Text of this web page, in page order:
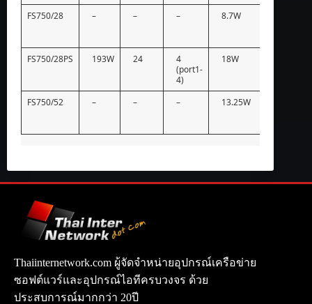
FS750/28 – – – 8.7W
FS750/28PS 193W 24
4
(port1-
4)
18W
FS750/52 – – – 13.25W
Thaiinternetwork.com ผู้จัดจำหน่ายอุปกรณ์เครือข่าย
ซอฟต์แวร์และอุปกรณ์ไอทีครบวงจร ด้วย
ประสบการณ์มากกว่า 20ปี